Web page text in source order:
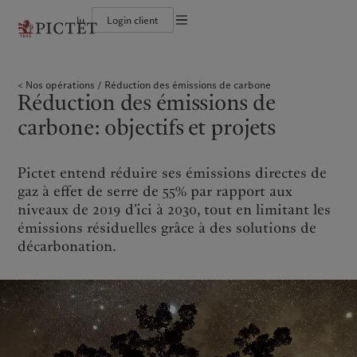
lu Login client
Solidité financière de Pictet
Diversité, équité et inclusion
Collection Pictet
Campus Pictet de Rochemont
Investisseurs institutionnels
Alternative investments
Asset services
Au-delà des marchés
S’abonner à la newsletter
Plan d’action climatique
Principes d’investissement en faveur du climat
Gouvernance de la durabilité
Fondation du Groupe Pictet
Prix Pictet
Amérique du Nord
Canada (en)|Canada (fr)
United States
Asie
Hong Kong SAR|香港特別行政區
日本
Singapore|新加坡
Europe
Belgique
Deutschland
Moyen-Orient
Israel
United Arab Emirates
Notre Groupe
Les associés du Groupe
Solidité financière de Pictet
Diversité, équité et inclusion
Collection Pictet
Campus Pictet de Rochemont
Nos clients
Institutions et intermédiaires
Investisseurs institutionnels
Nos métiers
Wealth management
Asset management
Commentaires et analyses
Publications récentes
Marchés
Gestion des cookies
Protection des données
Nos opérations Réduction des émissions de carbone
Réduction des émissions de
carbone: objectifs et projets
Pictet entend réduire ses émissions directes de
gaz à effet de serre de 55% par rapport aux
niveaux de 2019 d’ici à 2030, tout en limitant les
émissions résiduelles grâce à des solutions de
décarbonation.